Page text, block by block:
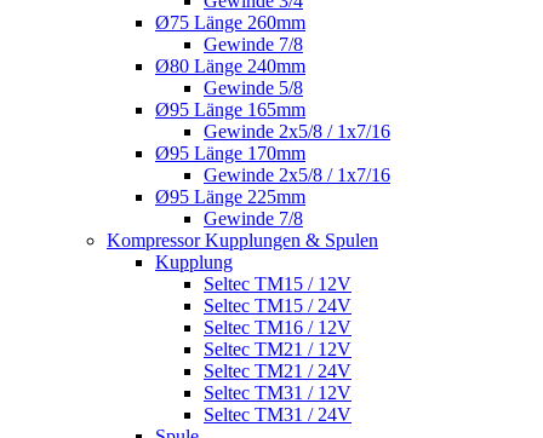
Ø75 Länge 260mm
Gewinde 7/8
Ø80 Länge 240mm
Gewinde 5/8
Ø95 Länge 165mm
Gewinde 2x5/8 / 1x7/16
Ø95 Länge 170mm
Gewinde 2x5/8 / 1x7/16
Ø95 Länge 225mm
Gewinde 7/8
Kompressor Kupplungen & Spulen
Kupplung
Seltec TM15 / 12V
Seltec TM15 / 24V
Seltec TM16 / 12V
Seltec TM21 / 12V
Seltec TM21 / 24V
Seltec TM31 / 12V
Seltec TM31 / 24V